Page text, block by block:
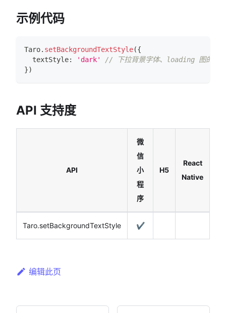
示例代码
Taro. setBackgroundTextStyle({
  textStyle
: 'dark'
// 下拉背景字体、loading 图的样
})
API 支持度
API
微
信
小
程
序
H5
React
Native
Taro.setBackgroundTextStyle ✔️
编辑此页